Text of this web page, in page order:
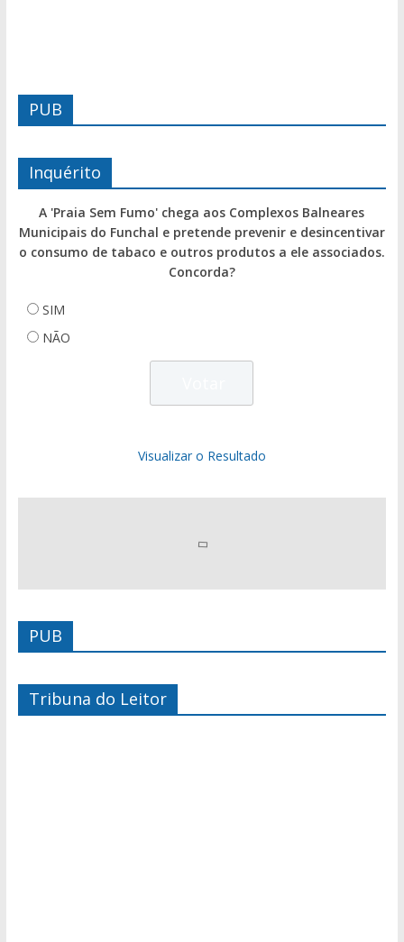
PUB
Inquérito
A 'Praia Sem Fumo' chega aos Complexos Balneares
Municipais do Funchal e pretende prevenir e desincentivar
o consumo de tabaco e outros produtos a ele associados.
Concorda?
SIM
NÃO
Visualizar o Resultado
PUB
Tribuna do Leitor